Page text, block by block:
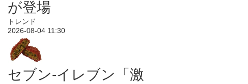
が登場
トレンド
2026-08-04 11:30
セブン-イレブン「激